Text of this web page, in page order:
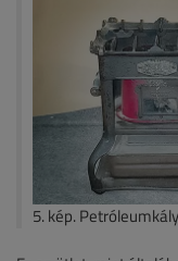
5. kép.